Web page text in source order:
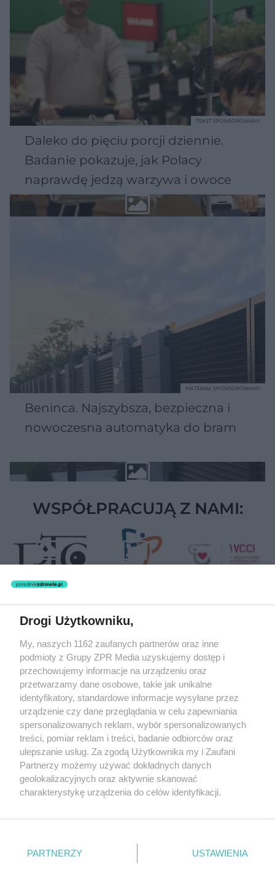
Daleko do pięciu porcji dziennie.
Badanie pokazuje, jak Polacy
naprawdę jedzą warzywa i owoce
TEKST SPONSOROWANY
Beninca. Najszybsza, bezpieczna i
nowoczesna automatyka do bram
MATERIAŁ SPONSOROWANY
WSPÓŁPRACUJĄ Z NAMI:
Żaden utwór zamieszczony w serwisie nie może być powielany i
rozpowszechniany lub dalej rozpowszechniany w jakikolwiek sposób
(w tym także elektroniczny lub mechaniczny) na jakimkolwiek polu
eksploatacji w jakiejkolwiek formie, włącznie z umieszczaniem w
Internecie bez pisemnej zgody właściciela praw. Jakiekolwiek użycie
lub wykorzystanie utworów w całości lub w części z naruszeniem
prawa, tzn. bez właściwej zgody, jest zabronione pod groźbą kary i
może być ścigane prawnie.
O nas
Nasze serwisy
Drogi Użytkowniku,
My, naszych 1162 zaufanych partnerów oraz inne
podmioty z Grupy ZPR Media uzyskujemy dostęp i
przechowujemy informacje na urządzeniu oraz
przetwarzamy dane osobowe, takie jak unikalne
identyfikatory, standardowe informacje wysyłane przez
urządzenie czy dane przeglądania w celu zapewniania
spersonalizowanych reklam, wybór spersonalizowanych
treści, pomiar reklam i treści, badanie odbiorców oraz
ulepszanie usług. Za zgodą Użytkownika my i Zaufani
Partnerzy możemy używać dokładnych danych
geolokalizacyjnych oraz aktywnie skanować
charakterystykę urządzenia do celów identyfikacji.
zmienić/wycofać klikając przycisk ustawień prywatności
znajdujący się w lewym dolnym rogu strony
PARTNERZY USTAWIENIA